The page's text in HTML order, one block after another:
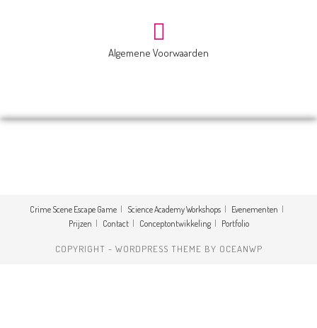
Algemene Voorwaarden
Crime Scene Escape Game Science Academy Workshops
Evenementen
Prijzen
Contact Conceptontwikkeling Portfolio
COPYRIGHT - WORDPRESS THEME BY OCEANWP